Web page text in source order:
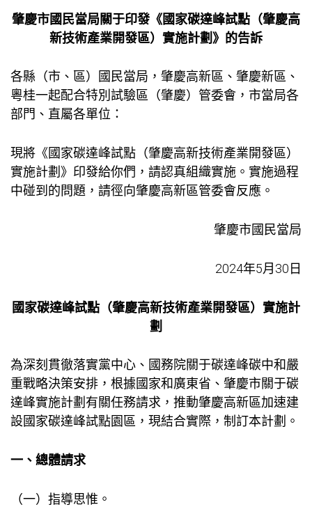
肇慶市國民當局關于印發《國家碳達峰試點（肇慶高
新技術產業開發區）實施計劃》的告訴
各縣（市、區）國民當局，肇慶高新區、肇慶新區、
粵桂一起配合特別試驗區（肇慶）管委會，市當局各
部門、直屬各單位：
現將《國家碳達峰試點（肇慶高新技術產業開發區）
實施計劃》印發給你們，請認真組織實施。實施過程
中碰到的問題，請徑向肇慶高新區管委會反應。
肇慶市國民當局
2024年5月30日
國家碳達峰試點（肇慶高新技術產業開發區）實施計
劃
為深刻貫徹落實黨中心、國務院關于碳達峰碳中和嚴
重戰略決策安排，根據國家和廣東省、肇慶市關于碳
達峰實施計劃有關任務請求，推動肇慶高新區加速建
設國家碳達峰試點園區，現結合實際，制訂本計劃。
一、總體請求
（一）指導思惟。